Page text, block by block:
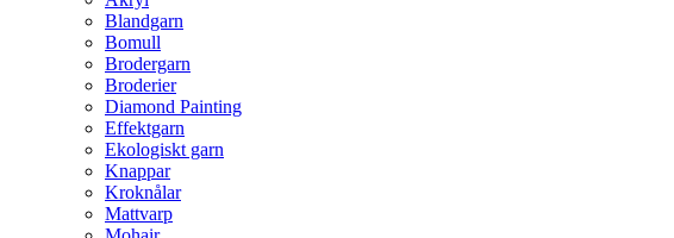
Blandgarn
Bomull
Brodergarn
Broderier
Diamond Painting
Effektgarn
Ekologiskt garn
Knappar
Kroknålar
Mattvarp